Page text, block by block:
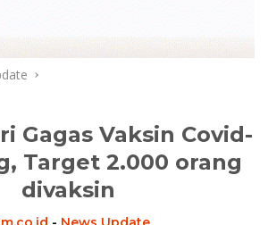
Gagas Vaksin Covid-
Target 2.000 orang
divaksin